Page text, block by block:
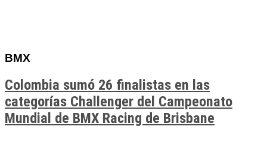
BMX
Colombia sumó 26 finalistas en las
categorías Challenger del Campeonato
Mundial de BMX Racing de Brisbane